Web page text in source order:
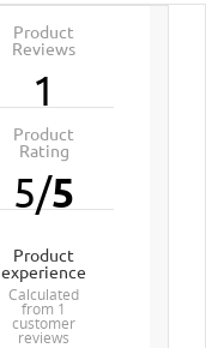
Product
Reviews
1
Product
Rating
5/5
product
experience
calculated
from 1
customer
reviews